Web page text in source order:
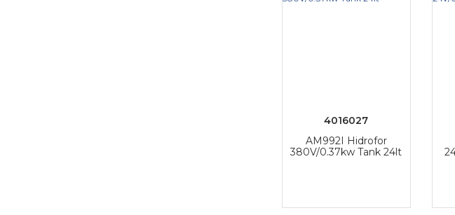
4016027
AM992I Hidrofor
380V/0.37kw Tank 24lt